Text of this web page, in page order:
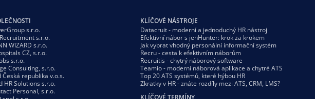
s.r.o.
s.r.o.
WIZARD s.r.o.
CZ, s.r.o.
s.r.o.
Consulting, s.r.o.
Česká republika v.o.s.
HR Solutions s.r.o.
Personal, s.r.o.
KLÍČOVÉ NÁSTROJE
Datacruit - moderní a jednoduchý HR nástroj
Efektivní nábor s jenHunter: krok za krokem
Jak vybrat vhodný personální informační systém
Recru - cesta k efektivním náborům
Recruitis - chytrý náborový software
Teamio - moderní náborová aplikace a chytré ATS
Top 20 ATS systémů, které hýbou HR
Zkratky v HR - znáte rozdíly mezi ATS, CRM, LMS?
KLÍČOVÉ TERMÍNY